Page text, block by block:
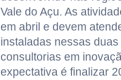
Vale do Açu. As
em abril e devem
instaladas nessas
consultorias em
expectativa é finalizar